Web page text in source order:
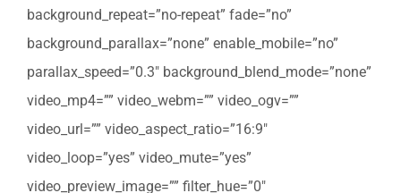
background_repeat=”no-repeat” fade=”no”
background_parallax=”none” enable_mobile=”no”
parallax_speed=”0.3″ background_blend_mode=”none”
video_mp4=”” video_webm=”” video_ogv=””
video_url=”” video_aspect_ratio=”16:9″
video_loop=”yes” video_mute=”yes”
video_preview_image=”” filter_hue=”0″